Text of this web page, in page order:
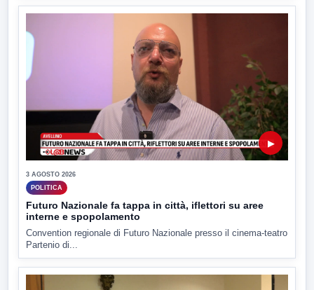
▶
3 AGOSTO 2026
POLITICA
Futuro Nazionale fa tappa in città, iflettori su aree
interne e spopolamento
Convention regionale di Futuro Nazionale presso il cinema-teatro
Partenio di...